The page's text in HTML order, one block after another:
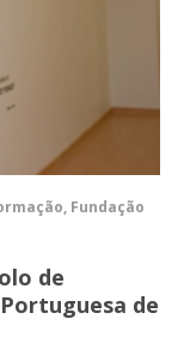
Fundação
de
de